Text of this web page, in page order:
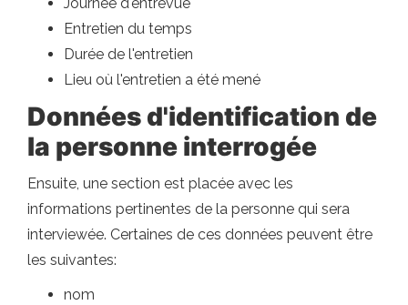
Journée d'entrevue
Entretien du temps
Durée de l'entretien
Lieu où l'entretien a été mené
Données d'identification de
la personne interrogée
Ensuite, une section est placée avec les
informations pertinentes de la personne qui sera
interviewée. Certaines de ces données peuvent être
les suivantes:
nom